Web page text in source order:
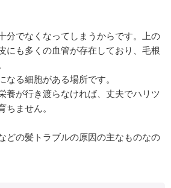
分でなくなってしまうからです。上の
にも多くの血管が存在しており、毛根
る細胞がある場所です。
養が行き渡らなければ、丈夫でハリツ
ません。
どの髪トラブルの原因の主なものなの